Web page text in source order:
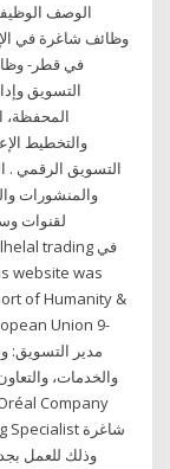
الوصف
وظائف شاغرة في
في قطر-
التسويق
المحفظة،
والتخطيط
والمنشورات
لقنوات
of Humanity &
Union 9-
مدير التسويق:
والخدمات،
وذلك للعمل